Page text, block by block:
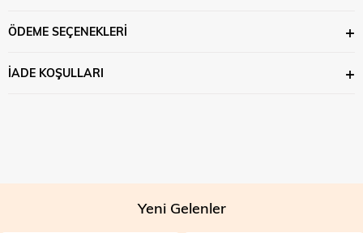
ÖDEME SEÇENEKLERI
İADE KOŞULLARI
Yeni Gelenler